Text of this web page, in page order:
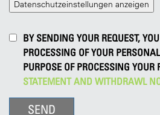
Datenschutzeinstellungen anzeigen
BY SENDING YOUR REQUEST,
PROCESSING OF YOUR
PURPOSE OF PROCESSING YOUR
STATEMENT AND WITHDRAWL